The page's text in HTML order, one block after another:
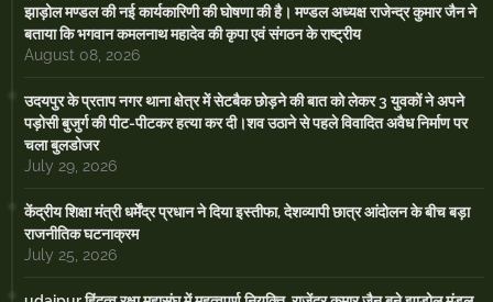
झाड़ोल मण्डल की नई कार्यकारिणी की घोषणा की है। मण्डल अध्यक्ष राजेन्द्र कुमार जैन ने
बताया कि भगवान कमलनाथ महादेव की कृपा एवं संगठन के राष्ट्रीय
August 08, 2026
उदयपुर के प्रताप नगर थाना क्षेत्र में सेटबैक छोड़ने की बात को लेकर 3 युवकों ने अपने
पड़ोसी बुजुर्ग की पीट-पीटकर हत्या कर दी।शव उठाने से पहले विवादित अवैध निर्माण पर
चला बुलडोजर
July 29, 2026
केंद्रीय शिक्षा मंत्री धर्मेंद्र प्रधान ने दिया इस्तीफा, देशव्यापी छात्र आंदोलन के बीच बड़ा
राजनीतिक घटनाक्रम
July 25, 2026